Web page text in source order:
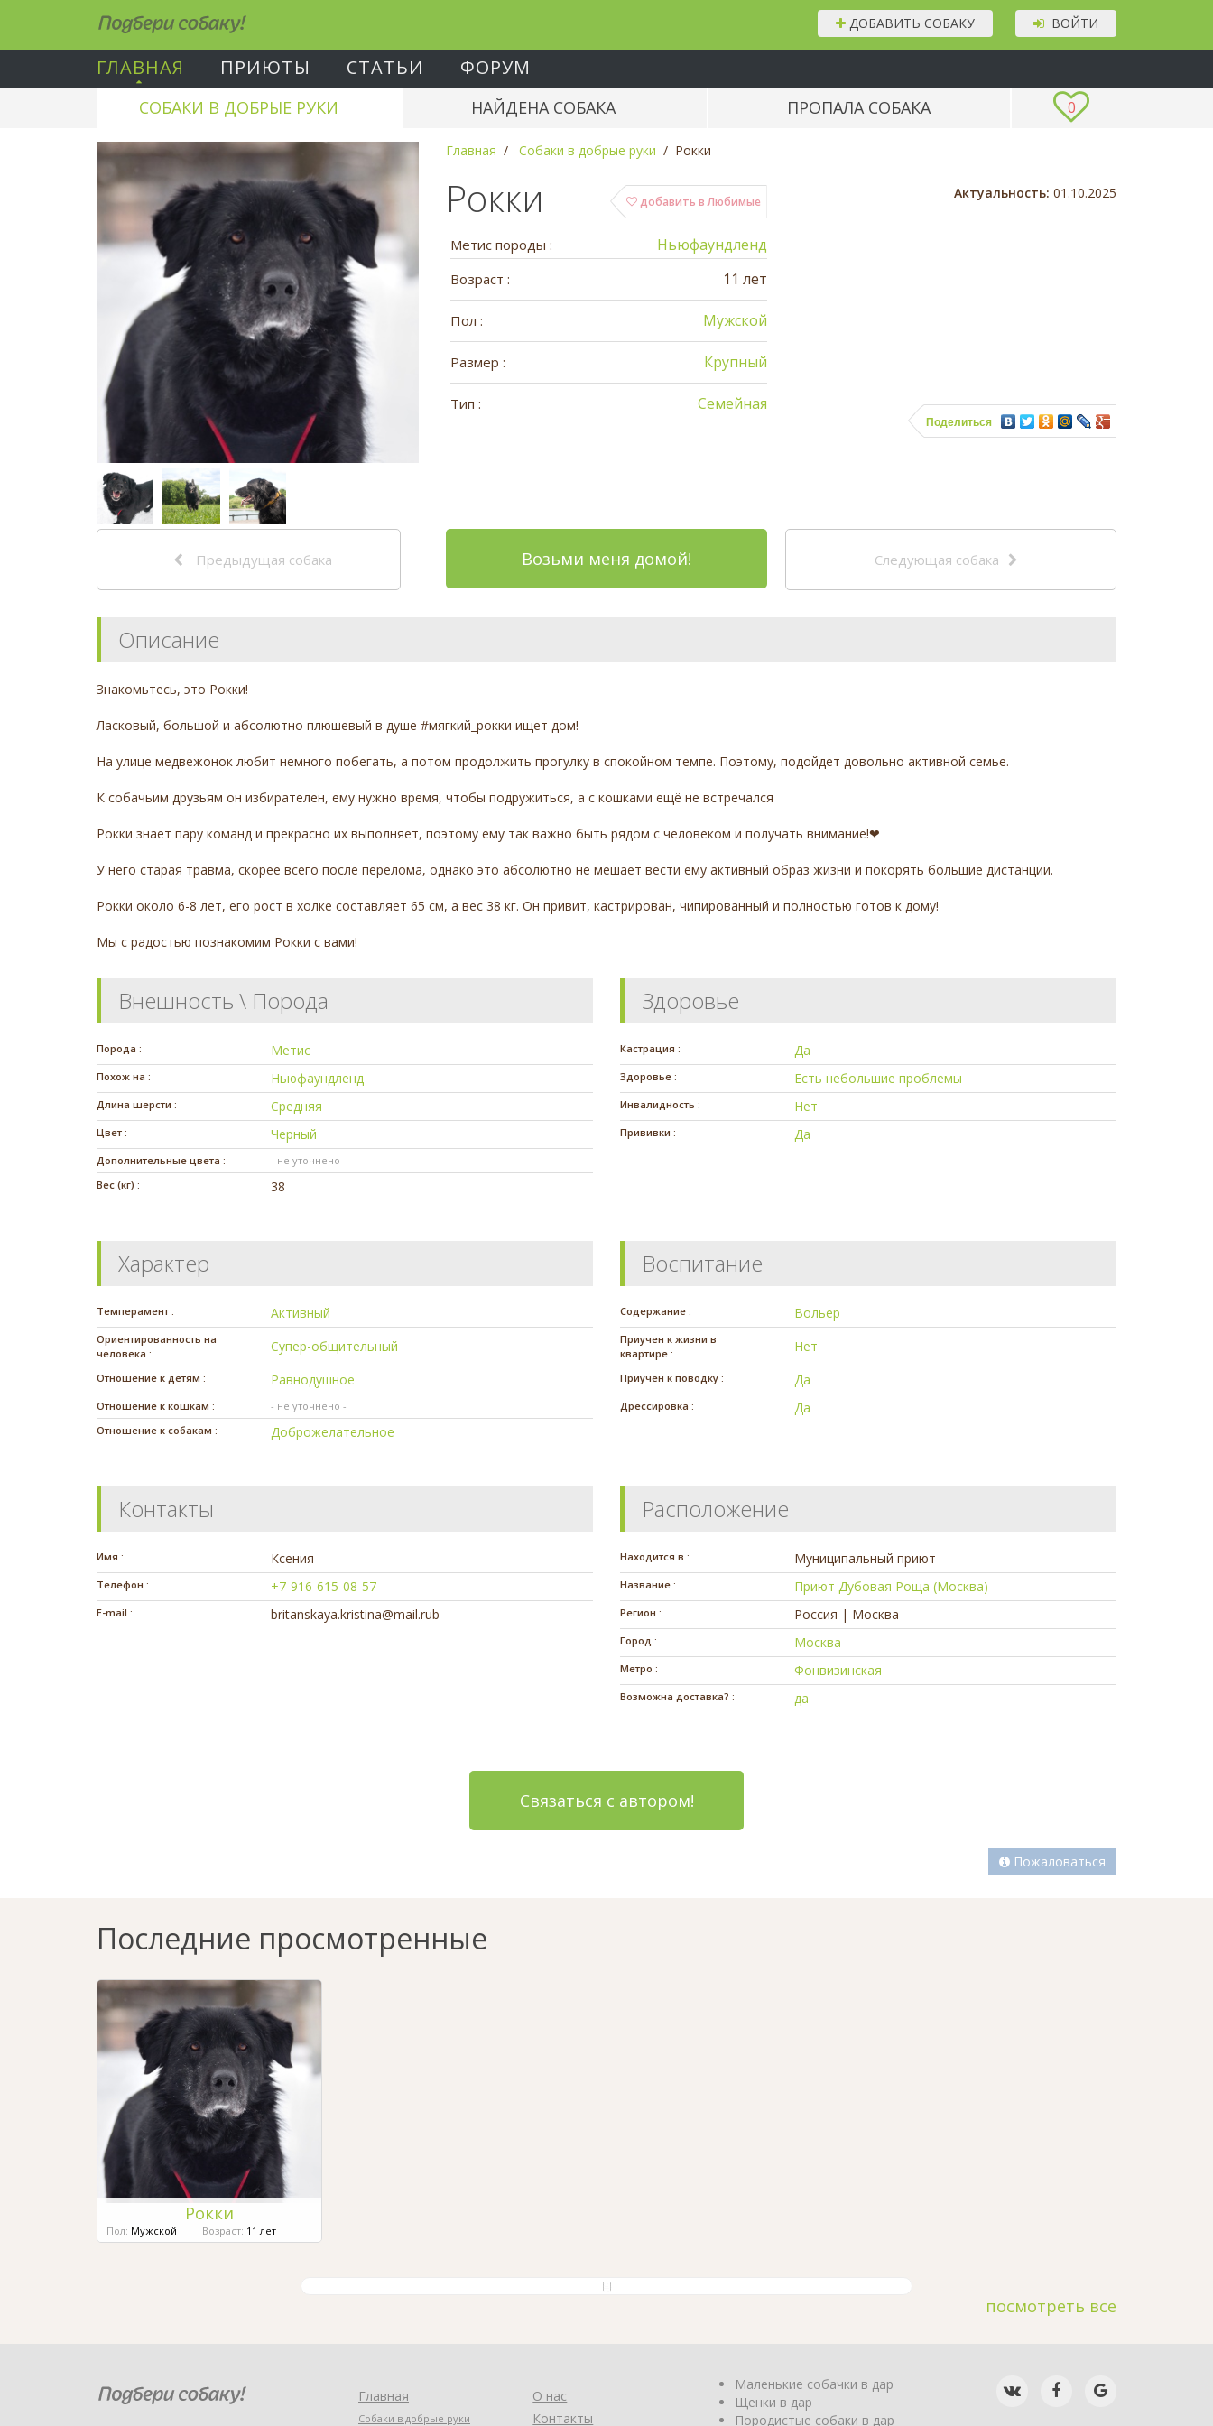
Подбери собаку! ВОЙТИ
ДОБАВИТЬ СОБАКУ
ГЛАВНАЯ ПРИЮТЫ СТАТЬИ ФОРУМ
0
СОБАКИ В ДОБРЫЕ РУКИ НАЙДЕНА СОБАКА ПРОПАЛА СОБАКА
Главная Собаки в добрые руки Рокки
добавить в Любимые
Рокки
Метис породы : Ньюфаундленд
Возраст : 11 лет
Пол : Мужской
Размер : Крупный
Тип : Семейная
Актуальность: 01.10.2025
Поделиться
Предыдущая собака Возьми меня домой! Следующая собака
Описание
Знакомьтесь, это Рокки!
Ласковый, большой и абсолютно плюшевый в душе #мягкий_рокки ищет дом!
На улице медвежонок любит немного побегать, а потом продолжить прогулку в спокойном темпе. Поэтому, подойдет довольно активной семье.
К собачьим друзьям он избирателен, ему нужно время, чтобы подружиться, а с кошками ещё не встречался
Рокки знает пару команд и прекрасно их выполняет, поэтому ему так важно быть рядом с человеком и получать внимание!❤
У него старая травма, скорее всего после перелома, однако это абсолютно не мешает вести ему активный образ жизни и покорять большие дистанции.
Рокки около 6-8 лет, его рост в холке составляет 65 см, а вес 38 кг. Он привит, кастрирован, чипированный и полностью готов к дому!
Мы с радостью познакомим Рокки с вами!
Внешность \ Порода
Порода : Метис
Похож на : Ньюфаундленд
Длина шерсти : Средняя
Цвет : Черный
Дополнительные цвета :
- не уточнено -
Вес (кг) :
38
Здоровье
Кастрация : Да
Здоровье : Есть небольшие проблемы
Инвалидность : Нет
Прививки : Да
Характер
Темперамент : Активный
Ориентированность на
человека :
Супер-общительный
Отношение к детям : Равнодушное
Отношение к кошкам :
- не уточнено -
Отношение к собакам :
Доброжелательное
Воспитание
Содержание : Вольер
Приучен к жизни в
квартире :
Нет
Приучен к поводку : Да
Дрессировка : Да
Контакты
Имя : Ксения
Телефон : +7-916-615-08-57
E-mail : britanskaya.kristina@mail.rub
Расположение
Находится в : Муниципальный приют
Название : Приют Дубовая Роща (Москва)
Регион : Россия | Москва
Город : Москва
Метро : Фонвизинская
Возможна доставка? : да
Связаться с автором!
Пожаловаться
Последние просмотренные
Рокки
Пол: Мужской Возраст: 11 лет
посмотреть все
Главная
Собаки в добрые руки
О нас
Контакты
Маленькие собачки в дар
Щенки в дар
Породистые собаки в дар